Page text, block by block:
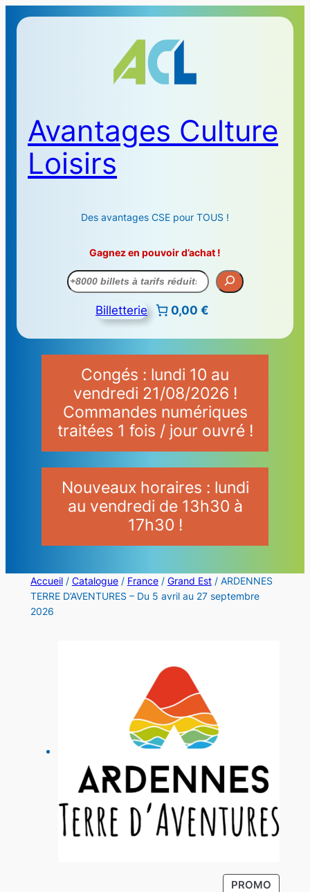
Avantages Culture
Loisirs
Des avantages CSE pour TOUS !
Gagnez en pouvoir d’achat !
Recherche
Billetterie 0,00 €
Congés : lundi 10 au
vendredi 21/08/2026 !
Commandes numériques
traitées 1 fois / jour ouvré !
Nouveaux horaires : lundi
au vendredi de 13h30 à
17h30 !
Accueil/ Catalogue/ France/ Grand Est/ ARDENNES
TERRE D’AVENTURES – Du 5 avril au 27 septembre
2026
PROMO